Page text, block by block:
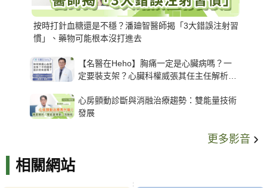
按時打針血糖還是不穩？潘廸智醫師揭「3大錯誤注射習
慣」、藥物可能根本沒打進去
【名醫在Heho】胸痛一定是心臟病嗎？一
定要裝支架？心臟科權威張其任主任解析支
心房顫動診斷與消融治療趨勢：雙能量技術
發展
更多影音
相關網站